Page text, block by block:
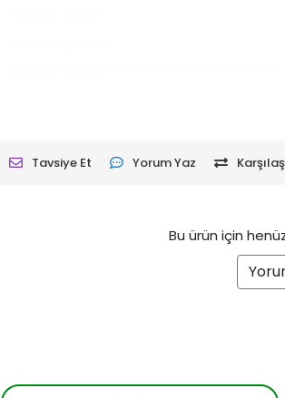
Tavsiye Et Yorum Yaz
Bu ürün için